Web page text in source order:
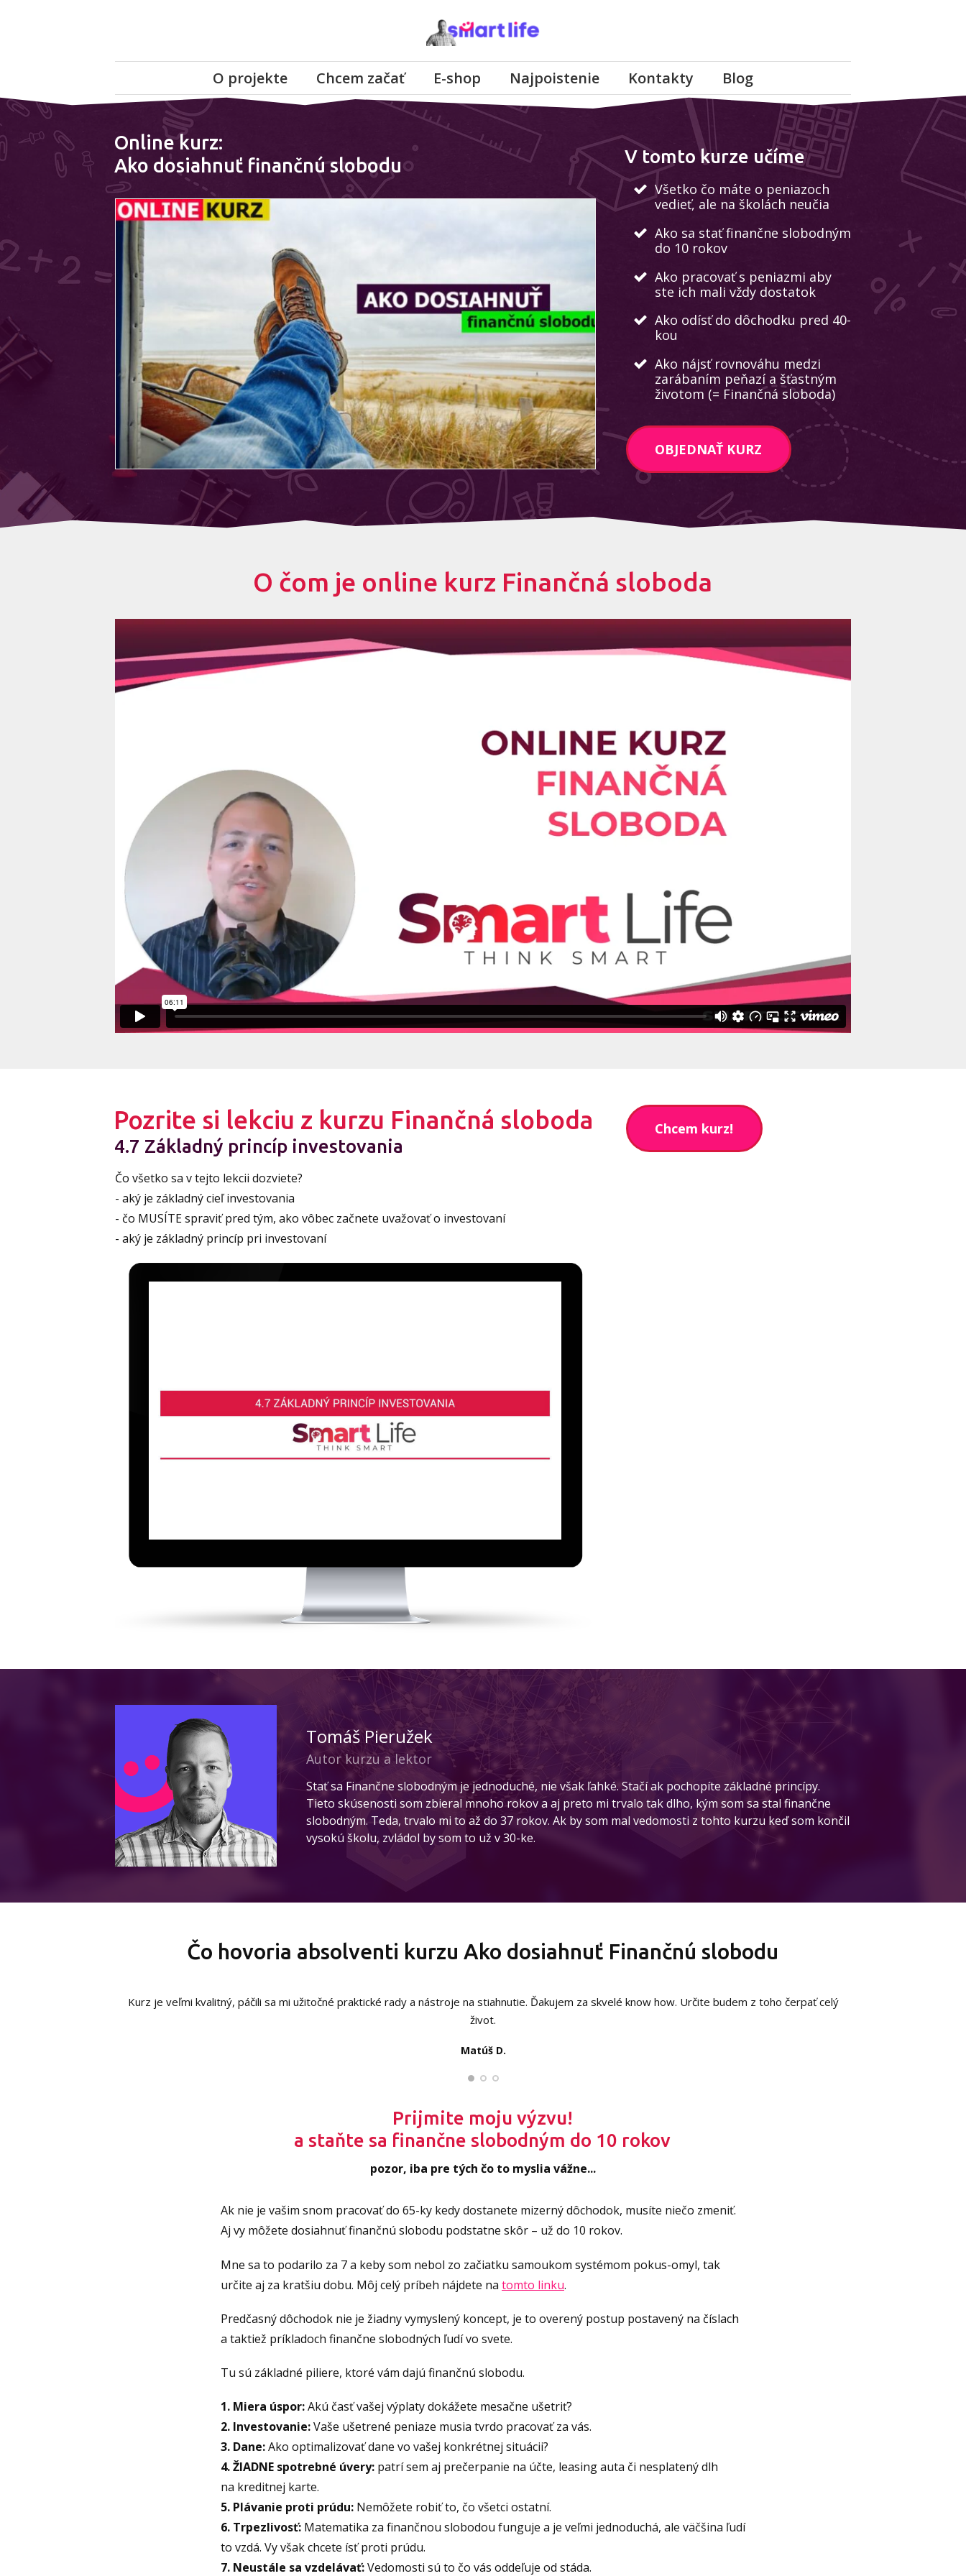
O projekte Chcem začať E-shop Najpoistenie Kontakty Blog
Online kurz:
Ako dosiahnuť finančnú slobodu
V tomto kurze učíme
Všetko čo máte o peniazoch
vedieť, ale na školách neučia
Ako sa stať finančne slobodným
do 10 rokov
Ako pracovať s peniazmi aby
ste ich mali vždy dostatok
Ako odísť do dôchodku pred 40-
kou
Ako nájsť rovnováhu medzi
zarábaním peňazí a šťastným
životom (= Finančná sloboda)
OBJEDNAŤ KURZ
O čom je online kurz Finančná sloboda
Pozrite si lekciu z kurzu Finančná sloboda
4.7 Základný princíp investovania
Čo všetko sa v tejto lekcii dozviete?
- aký je základný cieľ investovania
- čo MUSÍTE spraviť pred tým, ako vôbec začnete uvažovať o investovaní
- aký je základný princíp pri investovaní
Chcem kurz!
Tomáš Pieružek
Autor kurzu a lektor
Stať sa Finančne slobodným je jednoduché, nie však ľahké. Stačí ak pochopíte základné princípy.
Tieto skúsenosti som zbieral mnoho rokov a aj preto mi trvalo tak dlho, kým som sa stal finančne
slobodným. Teda, trvalo mi to až do 37 rokov. Ak by som mal vedomosti z tohto kurzu keď som končil
vysokú školu, zvládol by som to už v 30-ke.
Čo hovoria absolventi kurzu Ako dosiahnuť Finančnú slobodu
Kurz je veľmi kvalitný, páčili sa mi užitočné praktické rady a nástroje na stiahnutie. Ďakujem za skvelé know how. Určite budem z toho čerpať celý
život.
Matúš D.
Marek Z.
Prijmite moju výzvu!
a staňte sa finančne slobodným do 10 rokov
pozor, iba pre tých čo to myslia vážne...
Ak nie je vašim snom pracovať do 65-ky kedy dostanete mizerný dôchodok, musíte niečo zmeniť.
Aj vy môžete dosiahnuť finančnú slobodu podstatne skôr – už do 10 rokov.
Mne sa to podarilo za 7 a keby som nebol zo začiatku samoukom systémom pokus-omyl, tak
určite aj za kratšiu dobu. Môj celý príbeh nájdete na tomto linku.
Predčasný dôchodok nie je žiadny vymyslený koncept, je to overený postup postavený na číslach
a taktiež príkladoch finančne slobodných ľudí vo svete.
Tu sú základné piliere, ktoré vám dajú finančnú slobodu.
1. Miera úspor:Akú časť vašej výplaty dokážete mesačne ušetriť?
2. Investovanie:Vaše ušetrené peniaze musia tvrdo pracovať za vás.
3. Dane:Ako optimalizovať dane vo vašej konkrétnej situácii?
4. ŽIADNE spotrebné úvery: patrí sem aj prečerpanie na účte, leasing auta či nesplatený dlh
na kreditnej karte.
5. Plávanie proti prúdu: Nemôžete robiť to, čo všetci ostatní.
6. Trpezlivosť: Matematika za finančnou slobodou funguje a je veľmi jednoduchá, ale väčšina ľudí
to vzdá. Vy však chcete ísť proti prúdu.
7. Neustále sa vzdelávať:Vedomosti sú to čo vás oddeľuje od stáda.